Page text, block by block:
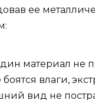
ее
материал не
влаги,
вид не